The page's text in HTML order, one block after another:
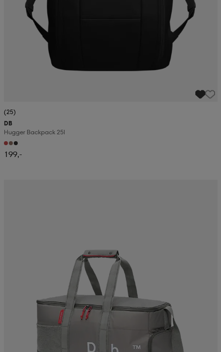
(25)
DB
Hugger Backpack 25l
199,-